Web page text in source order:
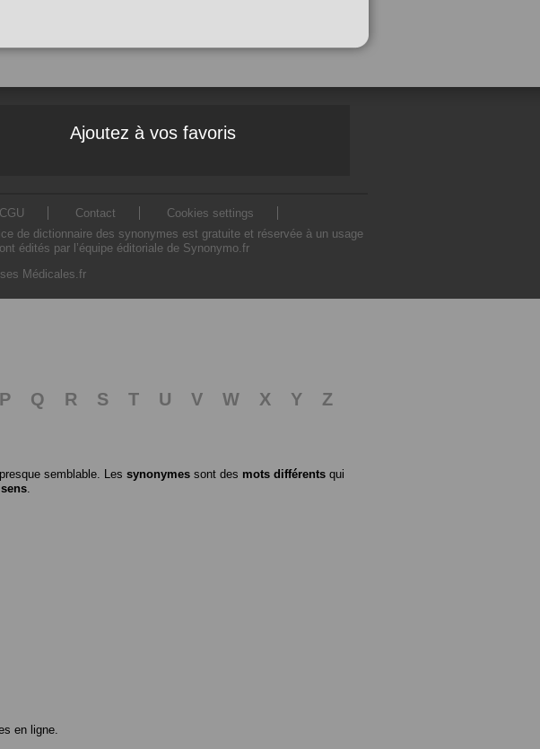
Ajoutez à vos favoris
CGU Contact
Cookies settings
de dictionnaire des synonymes est gratuite et réservée à un usage
édités par l’équipe éditoriale de Synonymo.fr
Médicales.fr
P Q R S T U V W X Y
Z
semblable. Les synonymes sont des mots différents qui
en ligne.